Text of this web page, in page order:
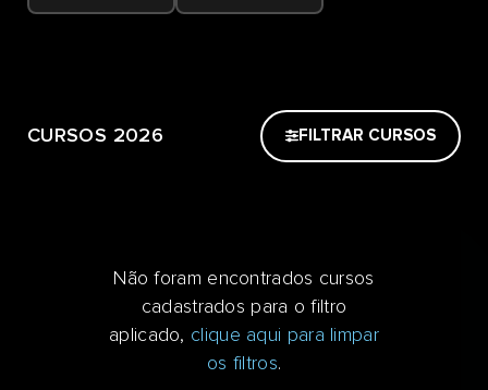
CURSOS 2026 FILTRAR CURSOS
Não foram encontrados cursos
cadastrados para o filtro
aplicado, clique aqui para limpar
os filtros.